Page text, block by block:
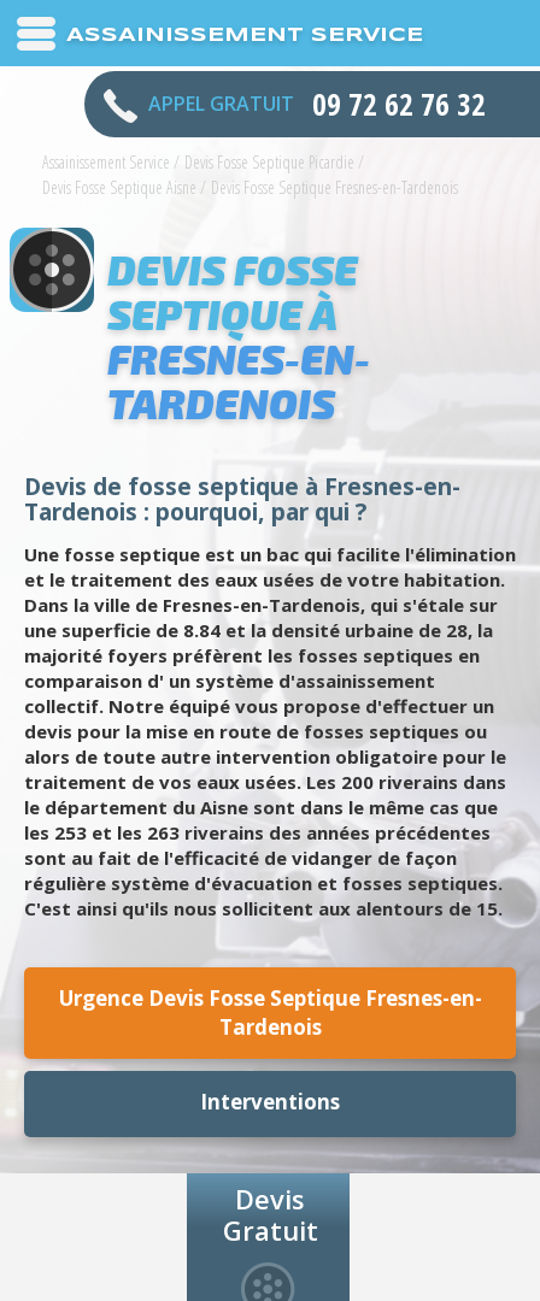
ASSAINISSEMENT SERVICE
APPEL GRATUIT 09 72 62 76 32
Assainissement Service / Devis Fosse Septique Picardie /
Devis Fosse Septique Aisne / Devis Fosse Septique Fresnes-en-Tardenois
DEVIS FOSSE
SEPTIQUE À
FRESNES-EN-
TARDENOIS
Devis de fosse septique à Fresnes-en-
Tardenois : pourquoi, par qui ?
Une fosse septique est un bac qui facilite l'élimination
et le traitement des eaux usées de votre habitation.
Dans la ville de Fresnes-en-Tardenois, qui s'étale sur
une superficie de 8.84 et la densité urbaine de 28, la
majorité foyers préfèrent les fosses septiques en
comparaison d' un système d'assainissement
collectif. Notre équipé vous propose d'effectuer un
devis pour la mise en route de fosses septiques ou
alors de toute autre intervention obligatoire pour le
traitement de vos eaux usées. Les 200 riverains dans
le département du Aisne sont dans le même cas que
les 253 et les 263 riverains des années précédentes
sont au fait de l'efficacité de vidanger de façon
régulière système d'évacuation et fosses septiques.
C'est ainsi qu'ils nous sollicitent aux alentours de 15.
Urgence Devis Fosse Septique Fresnes-en-
Tardenois
Interventions
Devis
Gratuit